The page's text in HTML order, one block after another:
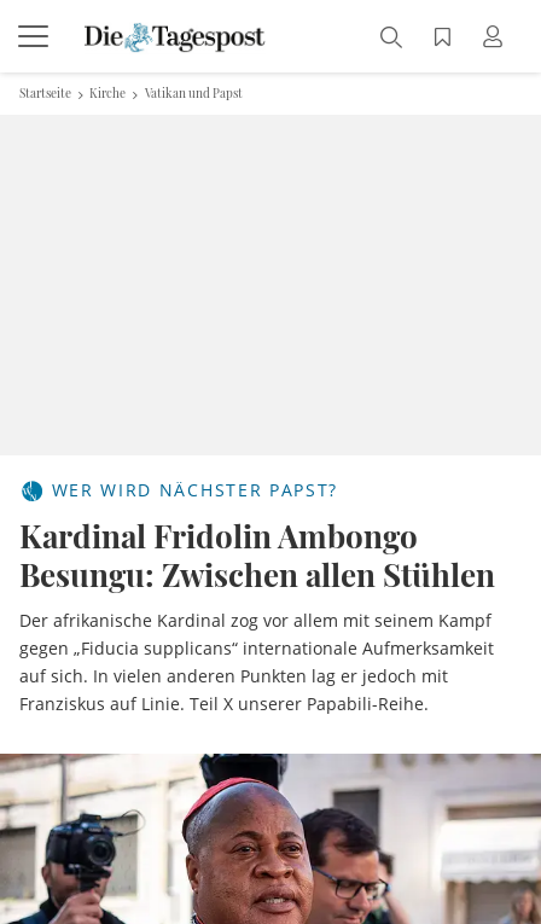
Startseite Kirche Vatikan und Papst
WER WIRD NÄCHSTER PAPST?
Kardinal Fridolin Ambongo
Besungu: Zwischen allen Stühlen
Der afrikanische Kardinal zog vor allem mit seinem Kampf
gegen „Fiducia supplicans“ internationale Aufmerksamkeit
auf sich. In vielen anderen Punkten lag er jedoch mit
Franziskus auf Linie. Teil X unserer Papabili-Reihe.